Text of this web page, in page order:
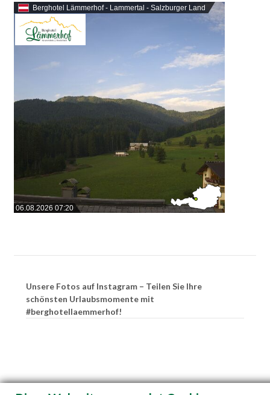
Berghotel Lämmerhof - Lammertal - Salzburger Land
06.08.2026 07:20
Unsere Fotos auf Instagram – Teilen Sie Ihre
schönsten Urlaubsmomente mit
#berghotellaemmerhof!